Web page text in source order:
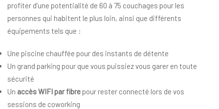
profiter d’une potentialité de 60 à 75 couchages pour les
personnes qui habitent le plus loin, ainsi que différents
équipements tels que :
Une piscine chauffée pour des instants de détente
Un grand parking pour que vous puissiez vous garer en toute
sécurité
Un accès WIFI par fibre pour rester connecté lors de vos
sessions de coworking